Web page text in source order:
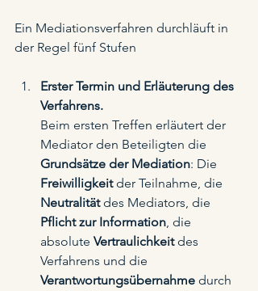
Ein Mediationsverfahren durchläuft in
der Regel fünf Stufen
Erster Termin und Erläuterung des
Verfahrens.
Beim ersten Treffen erläutert der
Mediator den Beteiligten die
Grundsätze der Mediation: Die
Freiwilligkeit der Teilnahme, die
Neutralität des Mediators, die
Pflicht zur Information, die
absolute Vertraulichkeit des
Verfahrens und die
Verantwortungsübernahme durch